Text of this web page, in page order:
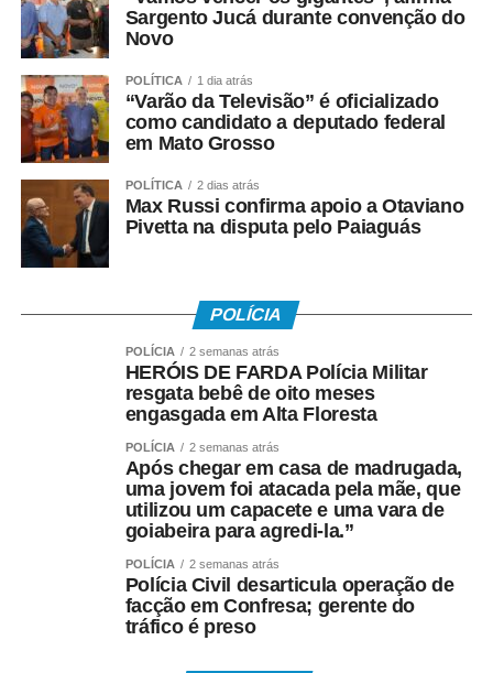
Sargento Jucá durante convenção do
Novo
POLÍTICA 1 dia atrás
“Varão da Televisão” é oficializado
como candidato a deputado federal
em Mato Grosso
POLÍTICA 2 dias atrás
Max Russi confirma apoio a Otaviano
Pivetta na disputa pelo Paiaguás
POLÍCIA
POLÍCIA 2 semanas atrás
HERÓIS DE FARDA Polícia Militar
resgata bebê de oito meses
engasgada em Alta Floresta
POLÍCIA 2 semanas atrás
Após chegar em casa de madrugada,
uma jovem foi atacada pela mãe, que
utilizou um capacete e uma vara de
goiabeira para agredi-la.”
POLÍCIA 2 semanas atrás
Polícia Civil desarticula operação de
facção em Confresa; gerente do
tráfico é preso